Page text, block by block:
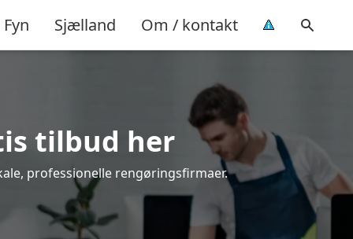
Fyn Sjælland Om / kontakt
tilbud her
professionelle rengøringsfirmaer.